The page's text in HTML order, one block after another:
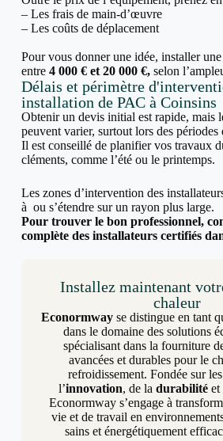
– Les frais de main-d’œuvre
– Les coûts de déplacement
Pour vous donner une idée, installer
entre 4 000 € et 20 000 €,selon
Délais et périmètre
installation de PAC à Coinsins
Obtenir un devis initial est rapide, mais
peuvent varier, surtout lors des périodes
Il est conseillé de planifier vos travaux
cléments, comme l’été ou le printemps.
Les zones d’intervention des
à ou s’étendre sur un rayon plus large.
Pour trouver le bon professionnel,
complète des installateurs certifiés
Installez maintenant
chaleur
Econormway se distingue en tant
dans le domaine des solutions
spécialisant dans la fourniture
avancées et durables pour le
refroidissement. Fondée sur
l’innovation, de ladurabilité et
Econormway s’engage à
vie et de travail en
sains et énergétiquement